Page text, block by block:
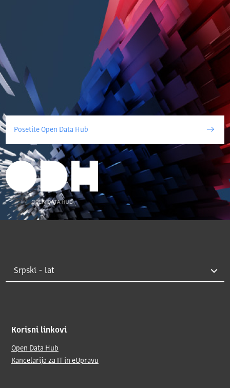
Posetite Open Data Hub
Korisni linkovi
Open Data Hub
Kancelarija za IT in eUpravu